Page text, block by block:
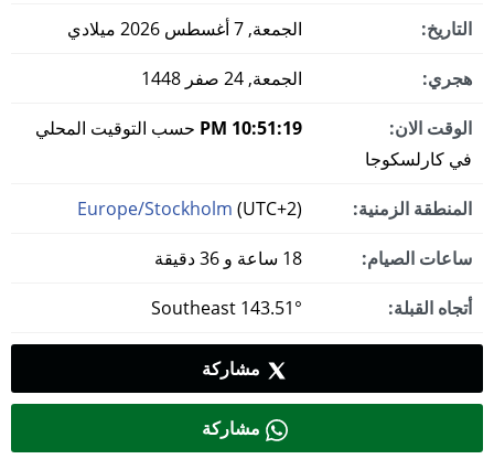
التاريخ: الجمعة, 7 أغسطس 2026 ميلادي
هجري: الجمعة, 24 صفر 1448
الوقت الان: 10:51:19 PM
حسب التوقيت المحلي
في كارلسكوجا
المنطقة الزمنية: Europe/Stockholm (UTC+2)
ساعات الصيام:
أتجاه القبلة:
مشاركة
مشاركة